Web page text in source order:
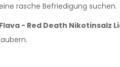
rasche Befriedigung suchen.
- Red Death Nikotinsalz